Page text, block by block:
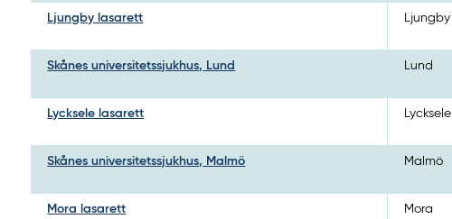
Ljungby lasarett Ljungby
Skånes universitetssjukhus, Lund Lund
Lycksele lasarett Lycksele
Skånes universitetssjukhus, Malmö Malmö
Mora lasarett Mora